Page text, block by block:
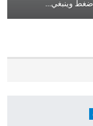
ضغط وينبغي…